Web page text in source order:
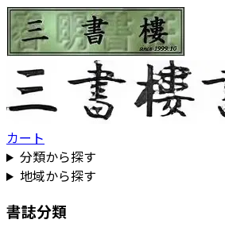
カート
分類から探す
地域から探す
書誌分類